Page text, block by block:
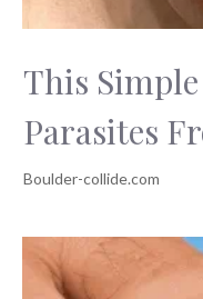
This
Parasites